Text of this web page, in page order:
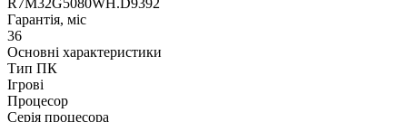
R7M32G5080WH.D9392
Гарантія, міс
36
Основні характеристики
Тип ПК
Ігрові
Процесор
Серія процесора